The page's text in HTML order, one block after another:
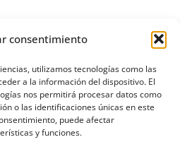
consentimiento
utilizamos tecnologías como las
a la información del dispositivo. El
nos permitirá procesar datos como
o las identificaciones únicas en este
puede afectar
y funciones.
ACTUALIZACIÓN DE LA POLÍTICA DE
Fondos: El Arte de Transformar